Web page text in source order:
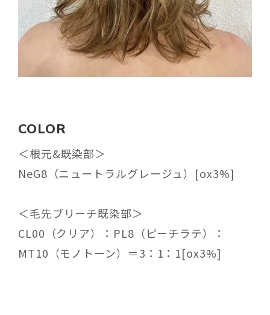
COLOR
＜根元&既染部＞
NeG8（ニュートラルグレージュ）[ox3%]
＜毛先ブリーチ既染部＞
CL00（クリア）：PL8（ピーチラテ）：
MT10（モノトーン）＝3：1：1[ox3%]